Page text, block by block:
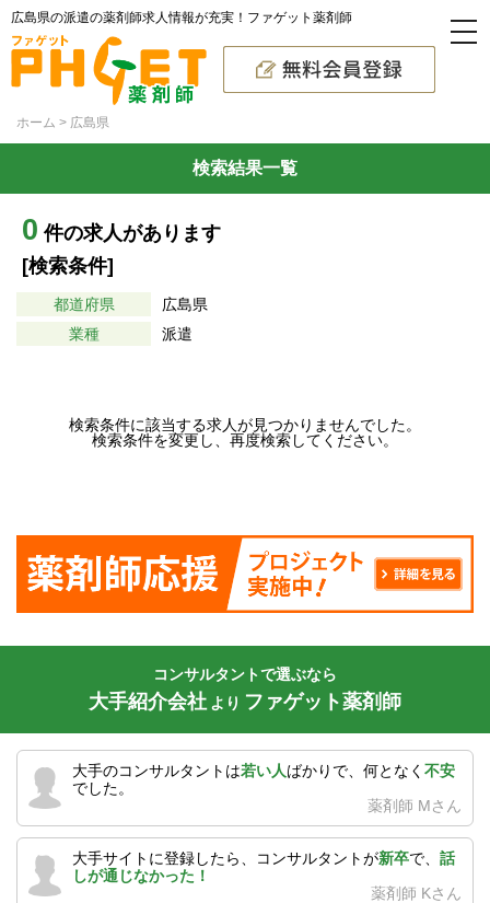
広島県の派遣の薬剤師求人情報が充実！ファゲット薬剤師
ホーム 広島県
検索結果一覧
0 件の求人があります
[検索条件]
都道府県
広島県
業種
派遣
検索条件に該当する求人が見つかりませんでした。
検索条件を変更し、再度検索してください。
コンサルタントで選ぶなら
大手紹介会社 より ファゲット薬剤師
大手のコンサルタントは若い人ばかりで、何となく 不安
でした。
薬剤師 Mさん
大手サイトに登録したら、コンサルタントが新卒で、 話
しが通じなかった！
薬剤師 Kさん